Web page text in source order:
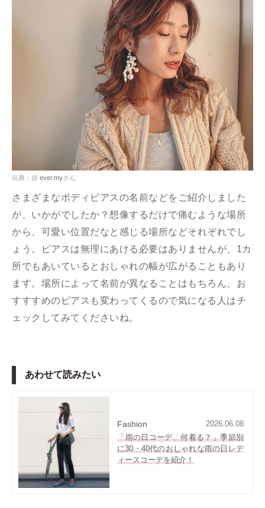
出典：@ ever.myさん
さまざまなボディピアスの名前などをご紹介しました
が、いかがでしたか？想像するだけで痛むような場所
から、可愛い位置だなと感じる場所などそれぞれでし
ょう。ピアスは無理にあける必要はありませんが、1カ
所でもあいているとおしゃれの幅が広がることもあり
ます。場所によって名前が異なることはもちろん、お
すすすめのピアスも変わってくるので気になる人はチ
ェックしてみてくださいね。
あわせて読みたい
Fashion
2026.06.08
「雨の日コーデ、何着る？」季節別
に30・40代のおしゃれな雨の日レデ
ィースコーデを紹介！